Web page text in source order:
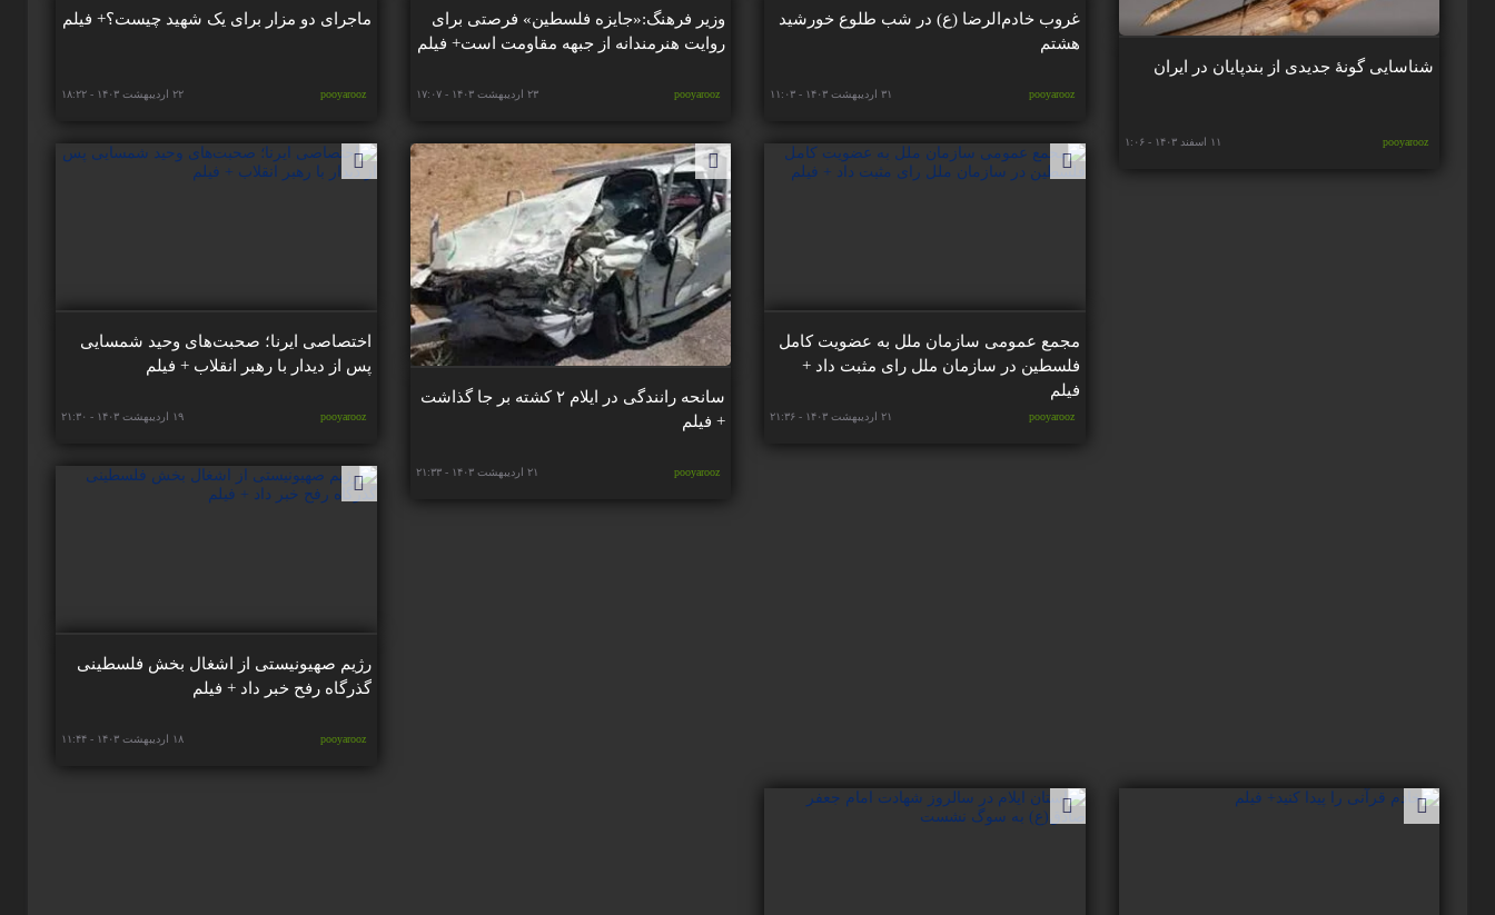
شناسایی گونۀ جدیدی از بندپایان در ایران
۱۱ اسفند ۱۴۰۳ - ۱:۰۶ pooyarooz
غروب خادم‌الرضا (ع) در شب طلوع خورشید
هشتم
۳۱ اردیبهشت ۱۴۰۳ - ۱۱:۰۳ pooyarooz
وزیر فرهنگ:«جایزه فلسطین» فرصتی برای
روایت هنرمندانه از جبهه مقاومت است+ فیلم
۲۳ اردیبهشت ۱۴۰۳ - ۱۷:۰۷ pooyarooz
ماجرای دو مزار برای یک شهید چیست؟+ فیلم
۲۲ اردیبهشت ۱۴۰۳ - ۱۸:۲۲ pooyarooz
مجمع عمومی سازمان ملل به عضویت کامل
فلسطین در سازمان ملل رای مثبت داد +
فیلم
۲۱ اردیبهشت ۱۴۰۳ - ۲۱:۳۶ pooyarooz
سانحه رانندگی در ایلام ۲ کشته بر جا گذاشت
+ فیلم
۲۱ اردیبهشت ۱۴۰۳ - ۲۱:۳۳ pooyarooz
اختصاصی ایرنا؛ صحبت‌های وحید شمسایی
پس از دیدار با رهبر انقلاب + فیلم
۱۹ اردیبهشت ۱۴۰۳ - ۲۱:۳۰ pooyarooz
رژیم صهیونیستی از اشغال بخش فلسطینی
گذرگاه رفح خبر داد + فیلم
۱۸ اردیبهشت ۱۴۰۳ - ۱۱:۴۴ pooyarooz